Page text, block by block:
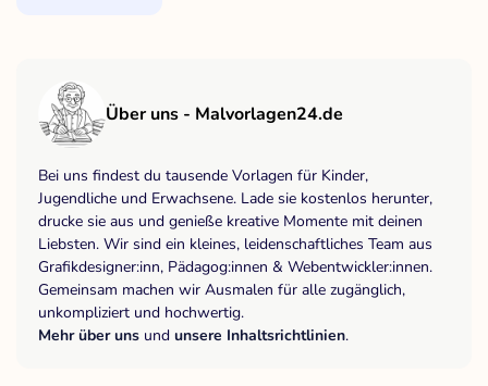
Über uns - Malvorlagen24.de
Bei uns findest du tausende Vorlagen für Kinder,
Jugendliche und Erwachsene. Lade sie kostenlos herunter,
drucke sie aus und genieße kreative Momente mit deinen
Liebsten. Wir sind ein kleines, leidenschaftliches Team aus
Grafikdesigner:inn, Pädagog:innen & Webentwickler:innen.
Gemeinsam machen wir Ausmalen für alle zugänglich,
unkompliziert und hochwertig.
Mehr über uns und unsere Inhaltsrichtlinien.